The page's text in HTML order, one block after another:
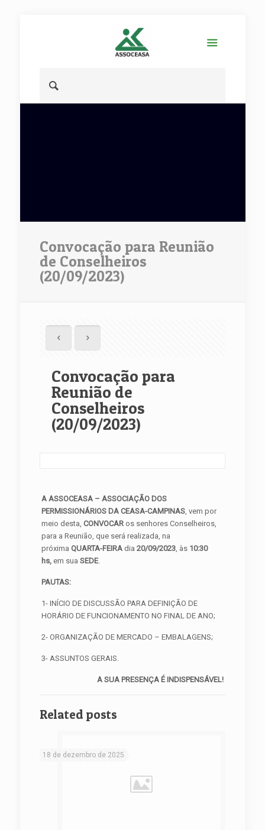
Convocação para Reunião
de Conselheiros
(20/09/2023)
Convocação para
Reunião de
Conselheiros
(20/09/2023)
A ASSOCEASA – ASSOCIAÇÃO DOS
PERMISSIONÁRIOS DA CEASA-CAMPINAS, vem por
meio desta,CONVOCAR os senhores Conselheiros,
para a Reunião, que será realizada, na
próximaQUARTA-FEIRA dia20/09/2023, às 10:30
hs, em sua SEDE.
PAUTAS:
1- INÍCIO DE DISCUSSÃO PARA DEFINIÇÃO DE
HORÁRIO DE FUNCIONAMENTO NO FINAL DE ANO;
2- ORGANIZAÇÃO DE MERCADO – EMBALAGENS;
3- ASSUNTOS GERAIS.
A SUA PRESENÇA É INDISPENSÁVEL!
Related posts
18 de dezembro de 2025